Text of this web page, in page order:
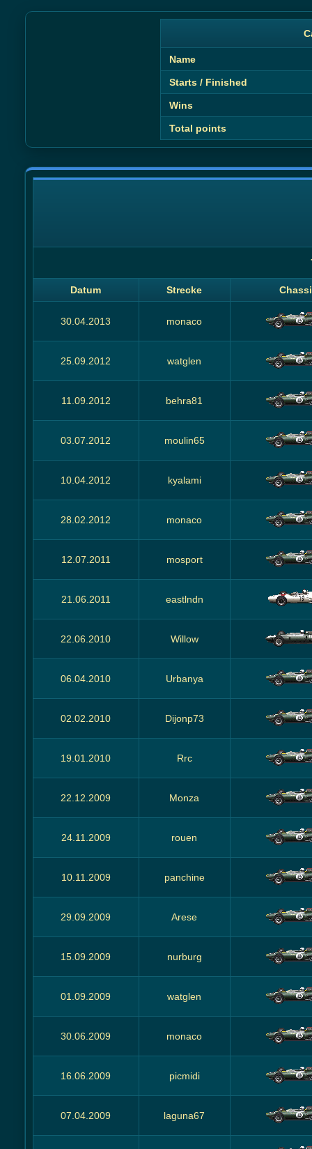
Name
Starts / Finished
Wins
Total points
Datum Strecke
30.04.2013 monaco
25.09.2012 watglen
11.09.2012 behra81
03.07.2012 moulin65
10.04.2012 kyalami
28.02.2012 monaco
12.07.2011 mosport
21.06.2011 eastlndn
22.06.2010 Willow
06.04.2010 Urbanya
02.02.2010 Dijonp73
19.01.2010 Rrc
22.12.2009 Monza
24.11.2009 rouen
10.11.2009 panchine
29.09.2009 Arese
15.09.2009 nurburg
01.09.2009 watglen
30.06.2009 monaco
16.06.2009 picmidi
07.04.2009 laguna67